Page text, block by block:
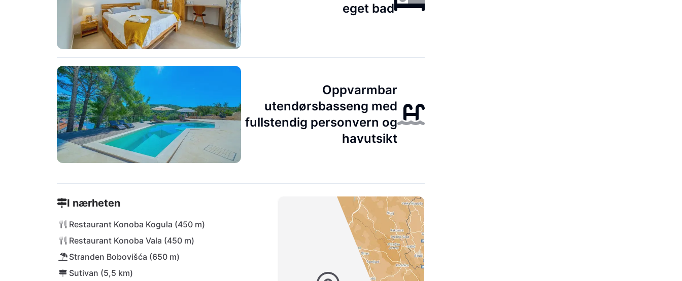
eget bad
Oppvarmbar
utendørsbasseng med
fullstendig personvern og
havutsikt
I nærheten
Restaurant Konoba Kogula (450 m)
Restaurant Konoba Vala (450 m)
Stranden Bobovišća (650 m)
Sutivan (5,5 km)